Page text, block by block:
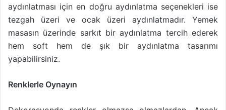
aydınlatması için en doğru aydınlatma seçenekleri ise
tezgah üzeri ve ocak üzeri aydınlatmadır. Yemek
masasın üzerinde sarkıt bir aydınlatma tercih ederek
hem soft hem de şık bir aydınlatma tasarımı
yapabilirsiniz.
Renklerle Oynayın